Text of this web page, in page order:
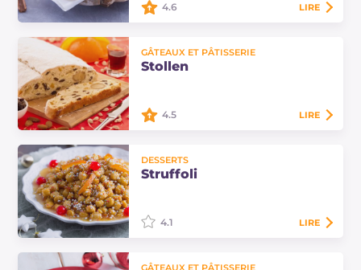
Les sfogliatelle frolle sont des
douceurs napolitaines typiques. Un
écrin de pâte sablée renferme une
4.6 LIRE
GÂTEAUX ET PÂTISSERIE
Stollen
préparé à Noël : une pâte levée
épicée et riche en fruits confits et
4.5 LIRE
DESSERTS
Struffoli
4.1 LIRE
GÂTEAUX ET PÂTISSERIE